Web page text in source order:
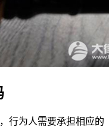
为人需要承担相应的